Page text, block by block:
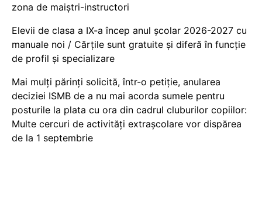
zona de maiștri-instructori
Elevii de clasa a IX-a încep anul școlar 2026-2027 cu
manuale noi / Cărțile sunt gratuite și diferă în funcție
de profil și specializare
Mai mulți părinți solicită, într-o petiție, anularea
deciziei ISMB de a nu mai acorda sumele pentru
posturile la plata cu ora din cadrul cluburilor copiilor:
Multe cercuri de activități extrașcolare vor dispărea
de la 1 septembrie